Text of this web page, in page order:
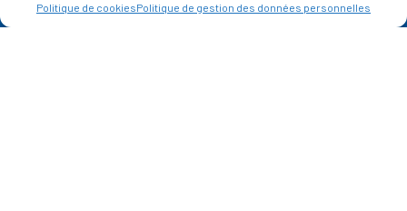
Politique de cookiesPolitique de gestion des données personnelles